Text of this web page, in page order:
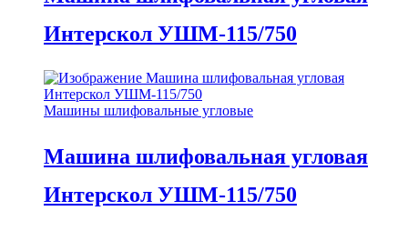
Интерскол УШМ-115/750
Машины шлифовальные угловые
Машина шлифовальная угловая
Интерскол УШМ-115/750